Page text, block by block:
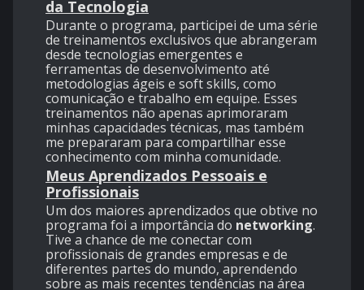
da Tecnologia
Durante o programa, participei de uma série
de treinamentos exclusivos que abrangeram
desde tecnologias emergentes e
ferramentas de desenvolvimento até
metodologias ágeis e soft skills, como
comunicação e trabalho em equipe. Esses
treinamentos não apenas aprimoraram
minhas capacidades técnicas, mas também
me prepararam para compartilhar esse
conhecimento com minha comunidade.
Meus Aprendizados Pessoais e
Profissionais
Um dos maiores aprendizados que obtive no
programa foi a importância do networking.
Tive a chance de me conectar com
profissionais de grandes empresas e de
diferentes partes do mundo, aprendendo
sobre as mais recentes tendências na área